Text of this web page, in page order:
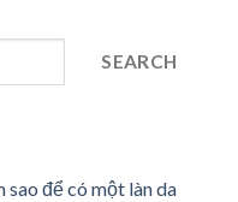
SEARCH
sao để có một làn da